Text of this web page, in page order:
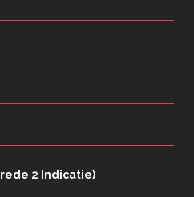
2 Indicatie)